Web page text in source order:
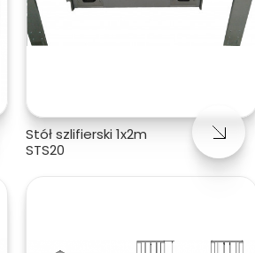
Stół szlifierski 1x2m
STS20